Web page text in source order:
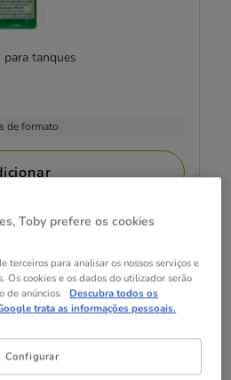
tanques
de formato
Toby prefere os cookies
terceiros para analisar os nossos serviços e
Os cookies e os dados do utilizador serão
de anúncios. Descubra todos os
trata as informações pessoais.
Configurar